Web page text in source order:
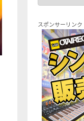
スポンサーリンク